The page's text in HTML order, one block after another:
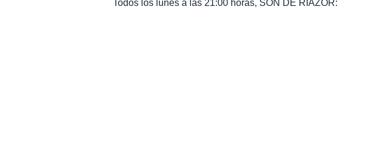
Todos los lunes a las 21:00 horas, SON DE RIAZOR: